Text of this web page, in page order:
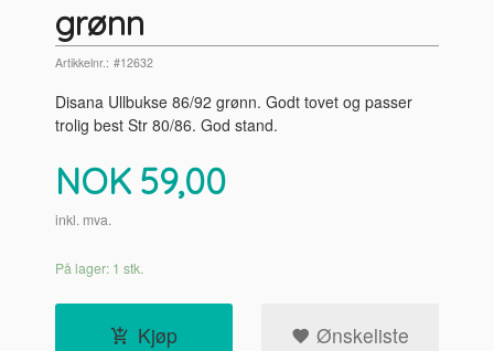
grønn
Artikkelnr.: #12632
Disana Ullbukse 86/92 grønn. Godt tovet og passer
trolig best Str 80/86. God stand.
Pris
NOK 59,00
inkl. mva.
På lager: 1 stk.
Kjøp Ønskeliste